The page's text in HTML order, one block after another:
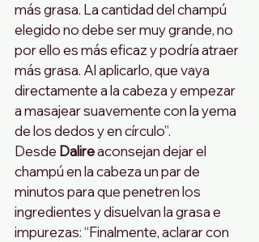
más grasa. La cantidad del champú
elegido no debe ser muy grande, no
por ello es más eficaz y podría atraer
más grasa. Al aplicarlo, que vaya
directamente a la cabeza y empezar
a masajear suavemente con la yema
de los dedos y en círculo”.
Desde Dalire aconsejan dejar el
champú en la cabeza un par de
minutos para que penetren los
ingredientes y disuelvan la grasa e
impurezas: “Finalmente, aclarar con